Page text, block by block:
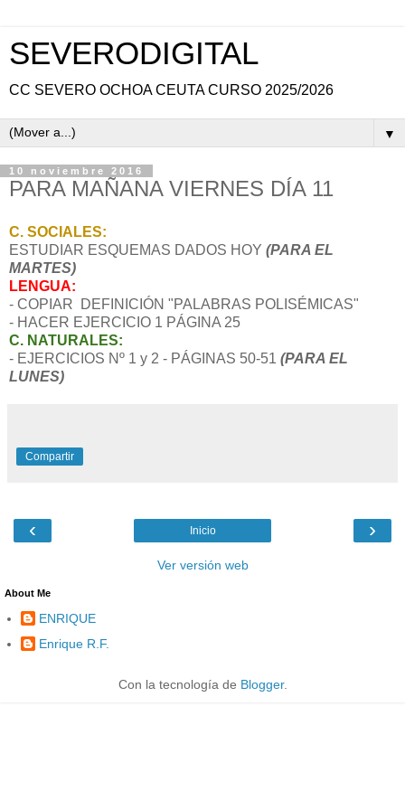
SEVERODIGITAL
CC SEVERO OCHOA CEUTA CURSO 2025/2026
▼
10 noviembre 2016
PARA MAÑANA VIERNES DÍA 11
C. SOCIALES:
ESTUDIAR ESQUEMAS DADOS HOY (PARA EL
MARTES)
LENGUA:
- COPIAR DEFINICIÓN "PALABRAS POLISÉMICAS"
- HACER EJERCICIO 1 PÁGINA 25
C. NATURALES:
- EJERCICIOS Nº 1 y 2 - PÁGINAS 50-51 (PARA EL
LUNES)
Compartir
‹ ›
Inicio
Ver versión web
About Me
ENRIQUE
Enrique R.F.
Con la tecnología de Blogger.